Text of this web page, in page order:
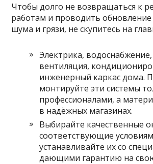
Чтобы долго не возвращаться к
работам и проводить
шума и грязи, не скупитесь на
Электрика,
вентиляция,
инженерный каркас дома.
монтируйте эти системы
профессионалами, а
в надёжных магазинах.
Выбирайте качественные
соответствующие
устанавливайте их со
дающими гарантию на